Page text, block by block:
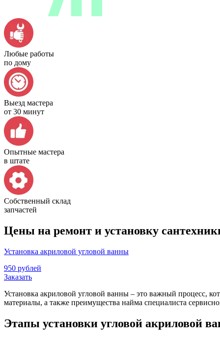
Любые работы
по дому
Выезд мастера
от 30 минут
Опытные мастера
в штате
Собственный склад
запчастей
Цены на ремонт и установку
Установка акриловой угловой ванны
950 рублей
Заказать
Установка акриловой угловой ванны – это важный процесс,
материалы, а также преимущества найма специалиста
Этапы установки угловой акриловой